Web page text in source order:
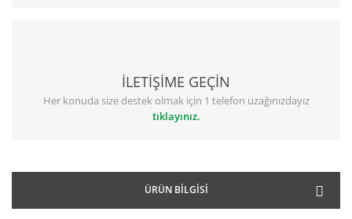
İLETİŞİME GEÇİN
Her konuda size destek olmak için 1 telefon uzağınızdayız
tıklayınız.
ÜRÜN BILGISI